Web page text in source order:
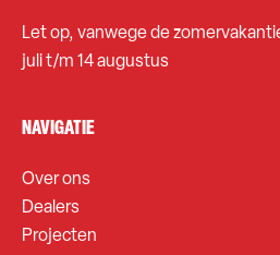
Let op, vanwege de
juli t/m 14 augustus
NAVIGATIE
Over ons
Dealers
Projecten